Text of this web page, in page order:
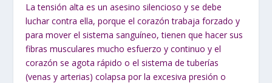
La tensión alta es un asesino silencioso y se debe
luchar contra ella, porque el corazón trabaja forzado y
para mover el sistema sanguíneo, tienen que hacer sus
fibras musculares mucho esfuerzo y continuo y el
corazón se agota rápido o el sistema de tuberías
(venas y arterias) colapsa por la excesiva presión o